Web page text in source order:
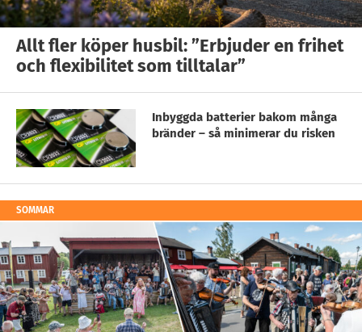
Allt fler köper husbil: ”Erbjuder en frihet
och flexibilitet som tilltalar”
Inbyggda batterier bakom många
bränder – så minimerar du risken
SOMMAR